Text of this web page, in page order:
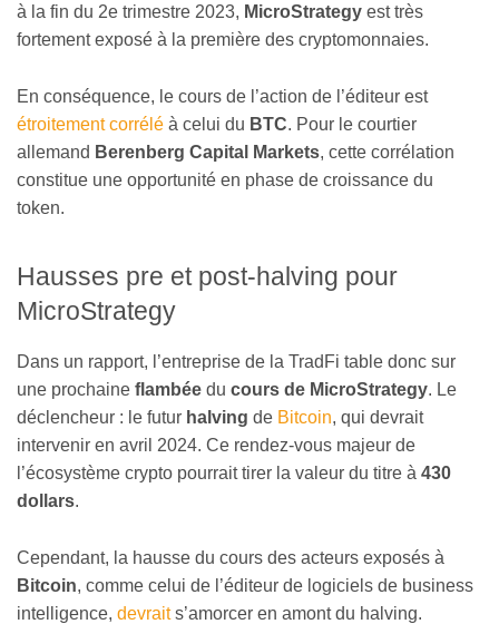
à la fin du 2e trimestre 2023, MicroStrategy est très
fortement exposé à la première des cryptomonnaies.
En conséquence, le cours de l’action de l’éditeur est
étroitement corrélé à celui du BTC. Pour le courtier
allemand Berenberg Capital Markets, cette corrélation
constitue une opportunité en phase de croissance du
token.
Hausses pre et post-halving pour
MicroStrategy
Dans un rapport, l’entreprise de la TradFi table donc sur
une prochaine flambée du cours de MicroStrategy. Le
déclencheur : le futur halving de Bitcoin, qui devrait
intervenir en avril 2024. Ce rendez-vous majeur de
l’écosystème crypto pourrait tirer la valeur du titre à 430
dollars.
Cependant, la hausse du cours des acteurs exposés à
Bitcoin, comme celui de l’éditeur de logiciels de business
intelligence, devraits’amorcer en amont du halving.